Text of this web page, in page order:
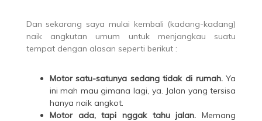
Dan sekarang saya mulai kembali (kadang-kadang)
naik angkutan umum untuk menjangkau suatu
tempat dengan alasan seperti berikut :
Motor satu-satunya sedang tidak di rumah.Ya
ini mah mau gimana lagi, ya. Jalan yang tersisa
hanya naik angkot.
Motor ada, tapi nggak tahu jalan. Memang